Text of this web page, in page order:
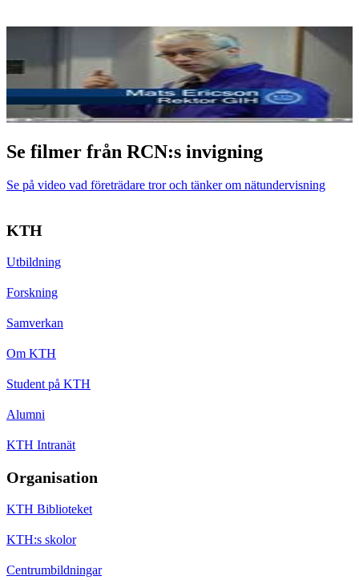
Se filmer från RCN:s invigning
Se på video vad företrädare tror och tänker om nätundervisning
KTH
Utbildning
Forskning
Samverkan
Om KTH
Student på KTH
Alumni
KTH Intranät
Organisation
KTH Biblioteket
KTH:s skolor
Centrumbildningar